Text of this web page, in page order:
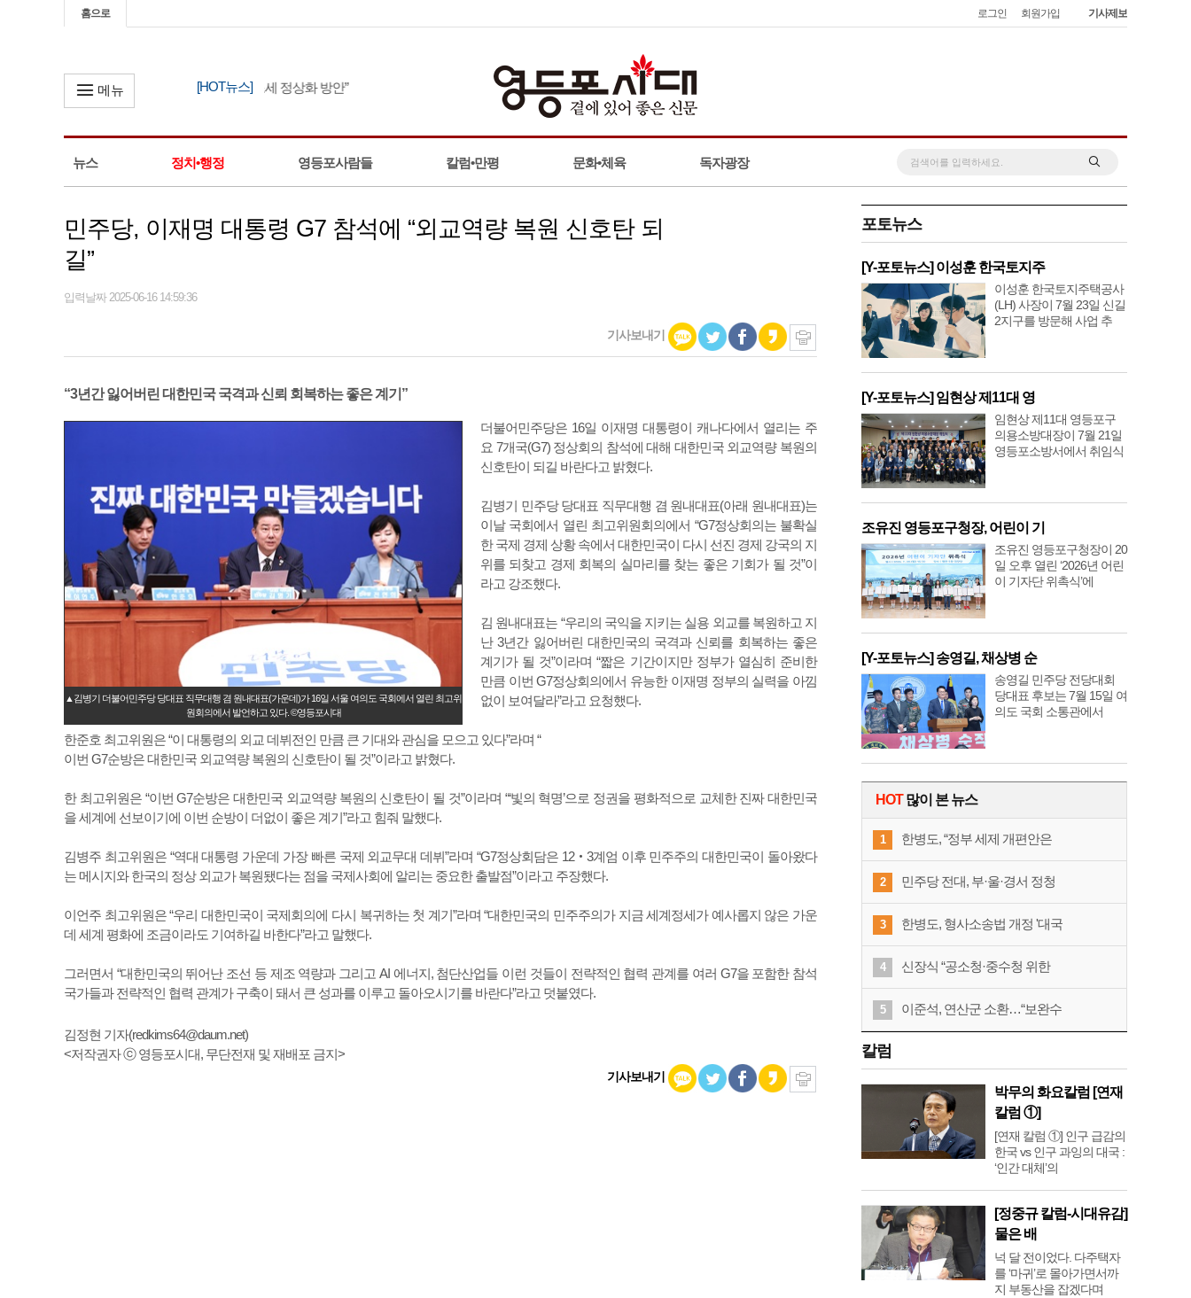
홈으로 로그인 회원가입 기사제보
[HOT뉴스]
한병도, “정부 세제 개편안은 조세 정상화 방안”
메뉴
뉴스 정치•행정 영등포사람들 칼럼•만평 문화•체육 독자광장
민주당, 이재명 대통령 G7 참석에 “외교역량 복원 신호탄 되
길”
입력날짜 2025-06-16 14:59:36
기사보내기
“3년간 잃어버린 대한민국 국격과 신뢰 회복하는 좋은 계기”
▲김병기 더불어민주당 당대표 직무대행 겸 원내대표(가운데)가 16일 서울 여의도 국회에서 열린 최고위
원회의에서 발언하고 있다. ©영등포시대
더불어민주당은 16일 이재명 대통령이 캐나다에서 열리는 주
요 7개국(G7) 정상회의 참석에 대해 대한민국 외교역량 복원의
신호탄이 되길 바란다고 밝혔다.
김병기 민주당 당대표 직무대행 겸 원내대표(아래 원내대표)는
이날 국회에서 열린 최고위원회의에서 “G7정상회의는 불확실
한 국제 경제 상황 속에서 대한민국이 다시 선진 경제 강국의 지
위를 되찾고 경제 회복의 실마리를 찾는 좋은 기회가 될 것”이
라고 강조했다.
김 원내대표는 “우리의 국익을 지키는 실용 외교를 복원하고 지
난 3년간 잃어버린 대한민국의 국격과 신뢰를 회복하는 좋은
계기가 될 것”이라며 “짧은 기간이지만 정부가 열심히 준비한
만큼 이번 G7정상회의에서 유능한 이재명 정부의 실력을 아낌
없이 보여달라”라고 요청했다.
한준호 최고위원은 “이 대통령의 외교 데뷔전인 만큼 큰 기대와 관심을 모으고 있다”라며 “
이번 G7순방은 대한민국 외교역량 복원의 신호탄이 될 것”이라고 밝혔다.
한 최고위원은 “이번 G7순방은 대한민국 외교역량 복원의 신호탄이 될 것”이라며 “‘빛의 혁명’으로 정권을 평화적으로 교체한 진짜 대한민국
을 세계에 선보이기에 이번 순방이 더없이 좋은 계기”라고 힘줘 말했다.
김병주 최고위원은 “역대 대통령 가운데 가장 빠른 국제 외교무대 데뷔”라며 “G7정상회담은 12‧3계엄 이후 민주주의 대한민국이 돌아왔다
는 메시지와 한국의 정상 외교가 복원됐다는 점을 국제사회에 알리는 중요한 출발점”이라고 주장했다.
이언주 최고위원은 “우리 대한민국이 국제회의에 다시 복귀하는 첫 계기”라며 “대한민국의 민주주의가 지금 세계정세가 예사롭지 않은 가운
데 세계 평화에 조금이라도 기여하길 바한다”라고 말했다.
그러면서 “대한민국의 뛰어난 조선 등 제조 역량과 그리고 AI 에너지, 첨단산업들 이런 것들이 전략적인 협력 관계를 여러 G7을 포함한 참석
국가들과 전략적인 협력 관계가 구축이 돼서 큰 성과를 이루고 돌아오시기를 바란다”라고 덧붙였다.
김정현 기자(redkims64@daum.net)
<저작권자 ⓒ 영등포시대, 무단전재 및 재배포 금지>
기사보내기
포토뉴스
[Y-포토뉴스] 이성훈 한국토지주
이성훈 한국토지주택공사
(LH) 사장이 7월 23일 신길
2지구를 방문해 사업 추
[Y-포토뉴스] 임현상 제11대 영
임현상 제11대 영등포구
의용소방대장이 7월 21일
영등포소방서에서 취임식
조유진 영등포구청장, 어린이 기
조유진 영등포구청장이 20
일 오후 열린 ‘2026년 어린
이 기자단 위촉식’에
[Y-포토뉴스] 송영길, 채상병 순
송영길 민주당 전당대회
당대표 후보는 7월 15일 여
의도 국회 소통관에서
HOT많이 본 뉴스
1 한병도, “정부 세제 개편안은
2 민주당 전대, 부·울·경서 정청
3 한병도, 형사소송법 개정 '대국
4 신장식 “공소청·중수청 위한
5 이준석, 연산군 소환…“보완수
칼럼
박무의 화요칼럼 [연재
칼럼 ①]
[연재 칼럼 ①] 인구 급감의
한국 vs 인구 과잉의 대국 :
‘인간 대체’의
[정중규 칼럼-시대유감]
물은 배
넉 달 전이었다. 다주택자
를 ‘마귀’로 몰아가면서까
지 부동산을 잡겠다며